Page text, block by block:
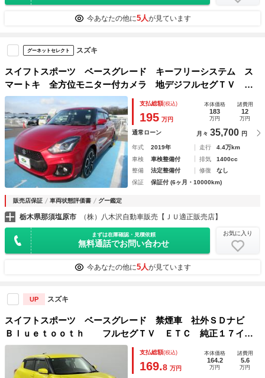
今あなたの他に5人が見ています
グーネットセレクト スズキ
スイフトスポーツ ベースグレード キーフリーシステム ス
マートキ 全方位モニター付カメラ 地デジフルセグＴＶ Ｂ
ｌｕｅｔｏｏｔｈ音楽 ナビ・ＴＶ Ｓヒーター 電動ミラ
ー ＬＥＤヘットライト アクティブクルーズコントロール
エアバック付
支払総額(税込)
195 万円
本体価格
183
万円
諸費用
12
万円
通常ローン 月々 35,700 円
年式 2019年 走行
4.4万km
車検
車検整備付 排気
1400cc
整備
法定整備付 修復
なし
保証
保証付 (6ヶ月・10000km)
販売店保証 車両状態評価書 グー鑑定
栃木県那須塩原市 （株）八木沢自動車販売【ＪＵ適正販売店】
まずは在庫確認・見積依頼
無料通話でお問い合わせ
お気に入り
今あなたの他に5人が見ています
UP スズキ
スイフトスポーツ ベースグレード 禁煙車 社外ＳＤナビ
Ｂｌｕｅｔｏｏｔｈ フルセグＴＶ ＥＴＣ 純正１７イン
チアルミ 前後ドラレコ Ｄ席シートヒーター 純正フロアマ
ット ＵＳＢポート クルーズコントロール スペアキー バ
ックカメラ
支払総額(税込)
169.8 万円
本体価格
164.2
万円
諸費用
5.6
万円